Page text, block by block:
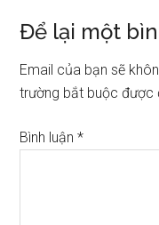
Reader
Để lại một
Email của bạn sẽ
trường bắt buộc được
Bình luận*